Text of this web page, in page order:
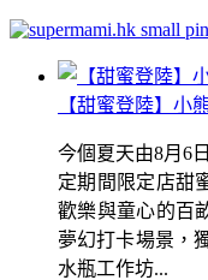
【甜蜜登陸】小
今個夏天由8月6
定期間限定店甜
歡樂與童心的百
夢幻打卡場景，
水瓶工作坊...